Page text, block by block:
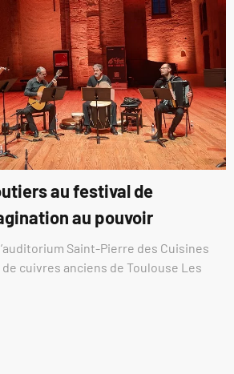
au festival de
au pouvoir
Saint-Pierre des Cuisines
cuivres anciens de Toulouse Les